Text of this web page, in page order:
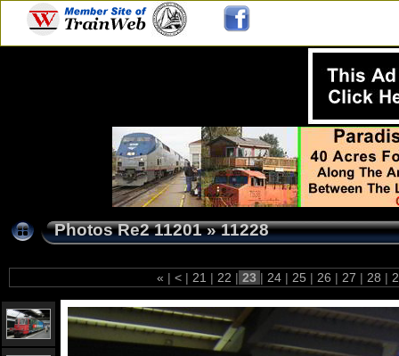
Photos Re2 11201»11228
« | < | 21 | 22 | 23 | 24 | 25 | 26 | 27 | 28 |